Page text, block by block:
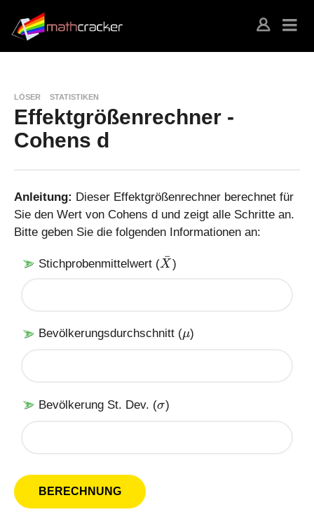
LÖSER STATISTIKEN
Effektgrößenrechner -
Cohens d
Anleitung: Dieser Effektgrößenrechner berechnet für
Sie den Wert von Cohens d und zeigt alle Schritte an.
Bitte geben Sie die folgenden Informationen an:
Stichprobenmittelwert (\
X
ˉ)
Bevölkerungsdurchschnitt (\
μ)
Bevölkerung St. Dev. (\
σ)